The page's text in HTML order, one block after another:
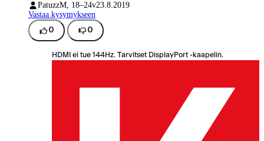
PatuzzM, 18–24v23.8.2019
Vastaa kysymykseen
0 0
HDMI ei tue 144Hz. Tarvitset DisplayPort -kaapelin.